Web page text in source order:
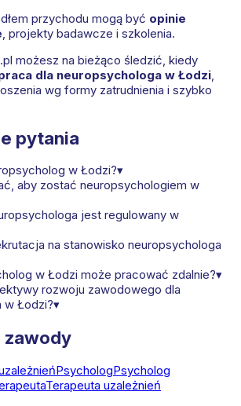
przychodu mogą być opinie
, projekty badawcze i szkolenia.
możesz na bieżąco śledzić, kiedy
dla neuropsychologa w Łodzi,
wg formy zatrudnienia i szybko
pytania
w Łodzi?▾
aby zostać neuropsychologiem w
jest regulowany w
na stanowisko neuropsychologa
w Łodzi może pracować zdalnie?▾
rozwoju zawodowego dla
w Łodzi?▾
zawody
PsychologPsycholog
Terapeuta uzależnień